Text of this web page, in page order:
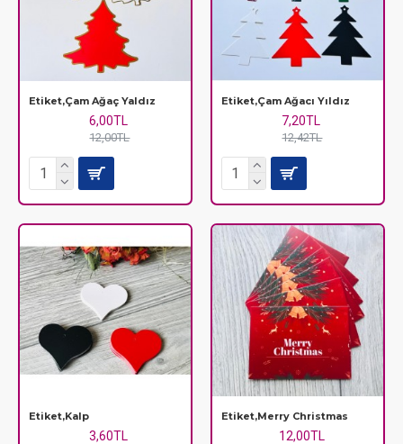
Etiket,Çam Ağaç Yaldız
6,00TL
12,00TL
Etiket,Çam Ağacı Yıldız
7,20TL
12,42TL
Etiket,Kalp
3,60TL
Etiket,Merry Christmas
12,00TL